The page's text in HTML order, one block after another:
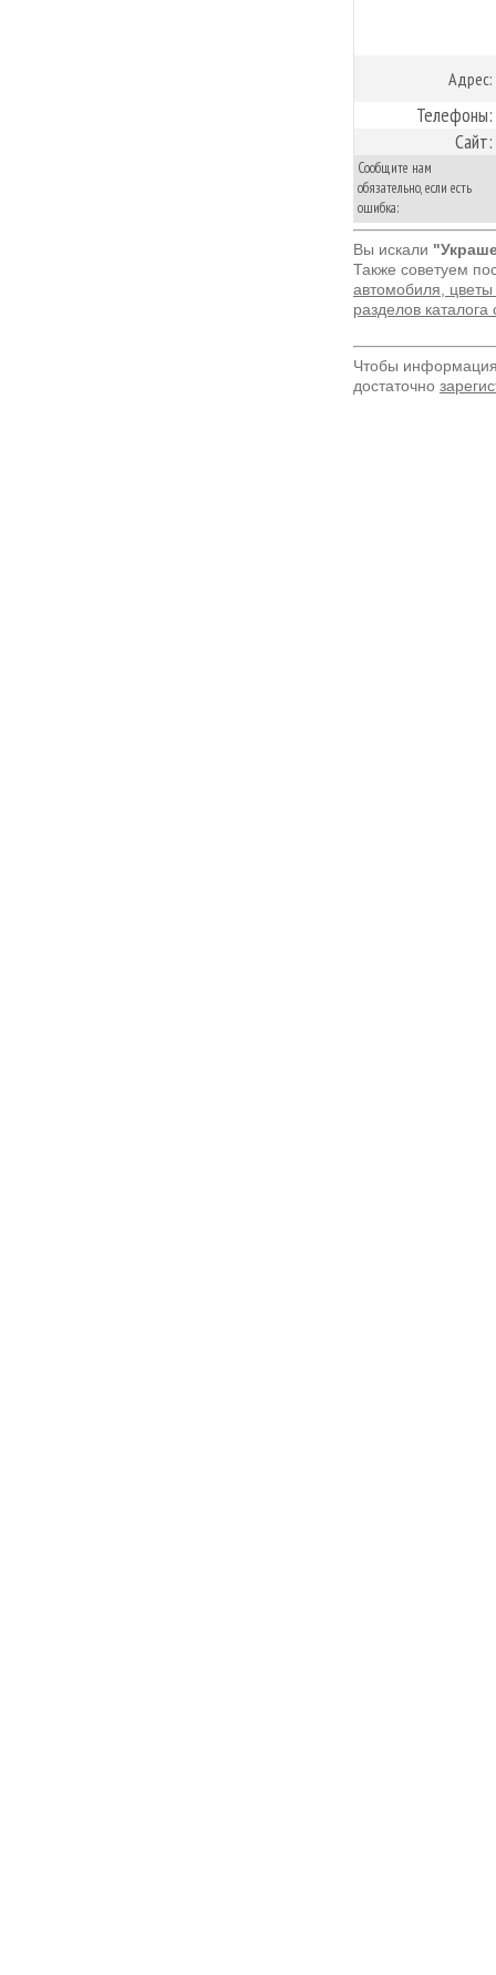
Адрес:
Телефоны:
Сайт:
Сообщите нам
обязательно, если есть
ошибка:
Вы искали
Также советуем
автомобиля,
разделов
Чтобы
достаточно